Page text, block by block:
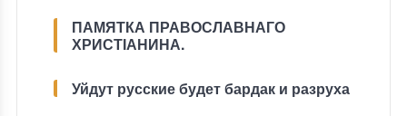
ПАМЯТКА ПРАВОСЛАВНАГО
ХРИСТІАНИНА.
Уйдут русские будет бардак и разруха